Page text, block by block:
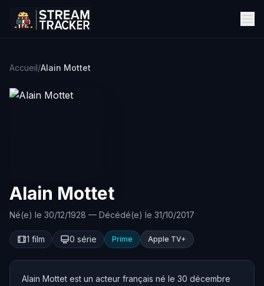
Accueil/Alain Mottet
Alain Mottet
Né(e) le 30/12/1928 — Décédé(e) le 31/10/2017
1 film 0 série Prime Apple TV+
Alain Mottet est un acteur français né le 30 décembre